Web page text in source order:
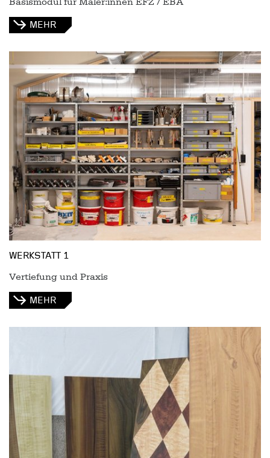
MEHR
WERKSTATT 1
Vertiefung und Praxis
MEHR